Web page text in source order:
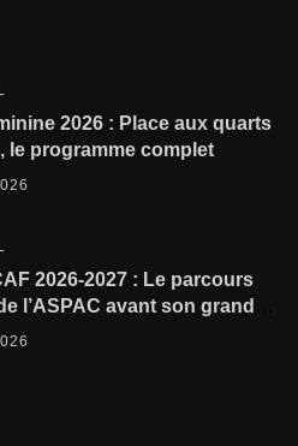
2026 : Place aux quarts
le programme complet
2026-2027 : Le parcours
l’ASPAC avant son grand